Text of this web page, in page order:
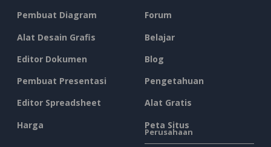
Pembuat Diagram
Alat Desain Grafis
Editor Dokumen
Pembuat Presentasi
Editor Spreadsheet
Harga
Forum
Belajar
Blog
Pengetahuan
Alat Gratis
Peta Situs
Perusahaan